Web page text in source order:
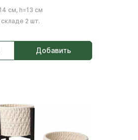
см, h=13 см
2 шт.
Добавить